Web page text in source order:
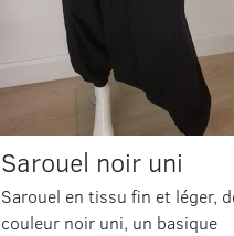
Sarouel noir uni
Sarouel en tissu fin et léger,
couleur noir uni, un basique